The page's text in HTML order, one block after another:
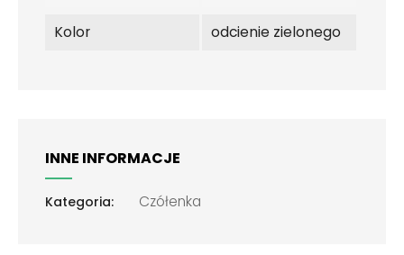
Kolor odcienie zielonego
INNE INFORMACJE
Kategoria: Czółenka